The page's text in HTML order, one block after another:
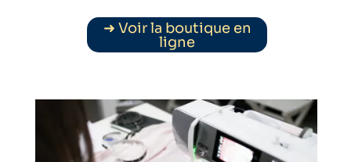
➜ Voir la boutique en
ligne